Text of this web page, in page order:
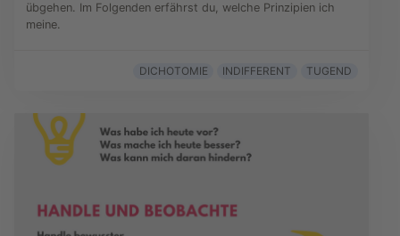
übgehen. Im Folgenden erfährst du, welche Prinzipien ich
meine.
DICHOTOMIE INDIFFERENT TUGEND